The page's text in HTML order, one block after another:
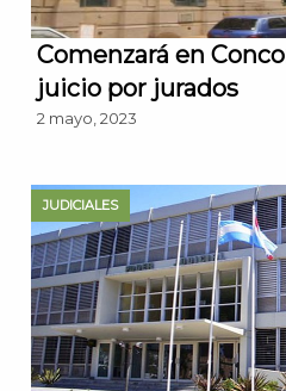
Comenzará en
juicio por jurados
2 mayo, 2023
JUDICIALES